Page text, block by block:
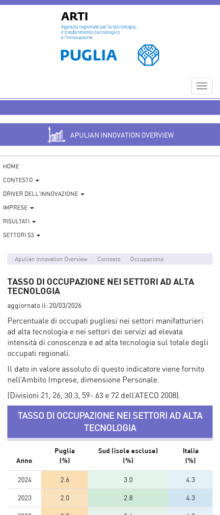
APULIAN INNOVATION OVERVIEW
HOME
CONTESTO
DRIVER DELL'INNOVAZIONE
IMPRESE
RISULTATI
SETTORI S3
Apulian Innovation Overview Contesto Occupazione
TASSO DI OCCUPAZIONE NEI SETTORI AD ALTA
TECNOLOGIA
aggiornato il: 20/03/2026
Percentuale di occupati pugliesi nei settori manifatturieri
ad alta tecnologia e nei settori dei servizi ad elevata
intensità di conoscenza e ad alta tecnologia sul totale degli
occupati regionali.
Il dato in valore assoluto di questo indicatore viene fornito
nell’Ambito Imprese, dimensione Personale.
(Divisioni 21, 26, 30.3, 59- 63 e 72 dell’ATECO 2008).
TASSO DI OCCUPAZIONE NEI SETTORI AD ALTA
TECNOLOGIA
Anno
Puglia
(%)
Sud (isole escluse)
(%)
Italia
(%)
2024 2.6 3.0 4.3
2023 2.0 2.8 4.3